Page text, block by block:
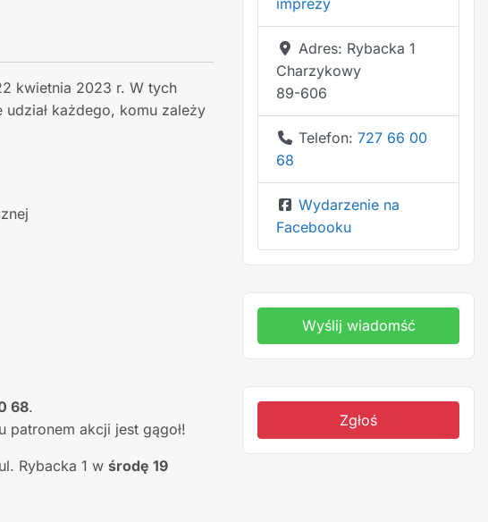
kwietnia 2023 r. W tych
każdego, komu zależy
68.
akcji jest gągoł!
Rybacka 1 w środę 19
imprezy
Adres: Rybacka 1
Charzykowy
89-606
Telefon: 727 66 00
68
Wydarzenie na
Facebooku
Wyślij wiadomść
Zgłoś